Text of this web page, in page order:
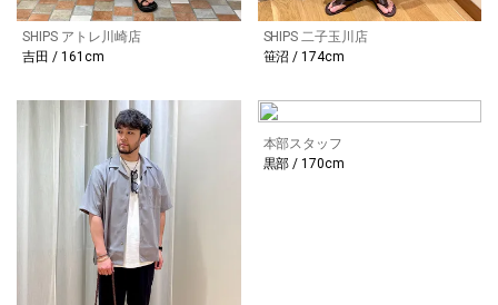
SHIPS アトレ川崎店
吉田 / 161cm
SHIPS 二子玉川店
笹沼 / 174cm
本部スタッフ
黒部 / 170cm